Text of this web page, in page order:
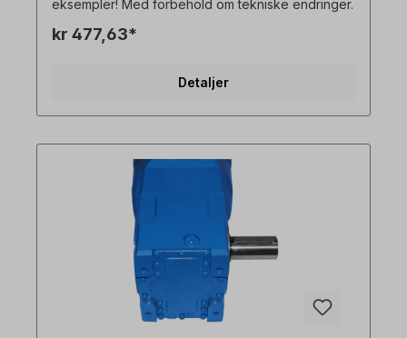
eksempler! Med forbehold om tekniske endringer.
kr 477,63*
Detaljer